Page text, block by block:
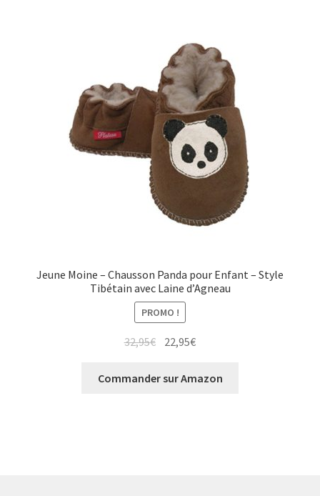
Jeune Moine – Chausson Panda pour Enfant – Style
Tibétain avec Laine d’Agneau
PROMO !
32,95€ 22,95€
Commander sur Amazon